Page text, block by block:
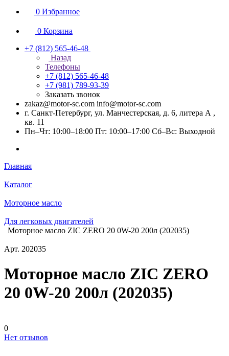
0 Избранное
0 Корзина
+7 (812) 565-46-48
Назад
Телефоны
+7 (812) 565-46-48
+7 (981) 789-93-39
Заказать звонок
zakaz@motor-sc.com info@motor-sc.com
г. Санкт-Петербург, ул. Манчестерская, д. 6, литера А ,
кв. 11
Пн–Чт: 10:00–18:00 Пт: 10:00–17:00 Сб–Вс: Выходной
Главная
Каталог
Моторное масло
Для легковых двигателей
Моторное масло ZIC ZERO 20 0W-20 200л (202035)
Арт. 202035
Моторное масло ZIC ZERO
20 0W-20 200л (202035)
0
Нет отзывов